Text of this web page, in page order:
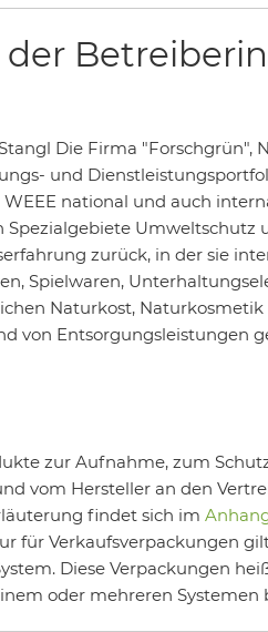
Die Firma "Forschgrün",
und
national und auch
Spezialgebiete Umweltschutz
zurück, in der sie
Spielwaren,
Naturkost, Naturkosmetik
von Entsorgungsleistungen
zur Aufnahme, zum
vom Hersteller an den
findet sich im
für Verkaufsverpackungen
Diese Verpackungen
oder mehreren Systemen